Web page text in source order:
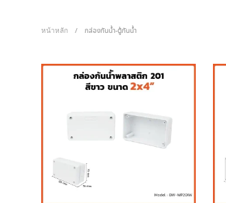
หน้าหลัก / กล่องกันน้ำ-ตู้กันน้ำ